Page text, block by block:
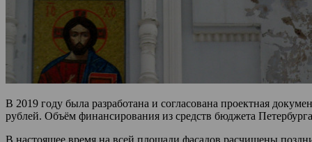
В 2019 году была разработана и согласована проектная
рублей. Объём финансирования из средств бюджета
В настоящее время на всей площади фасадов расчищены